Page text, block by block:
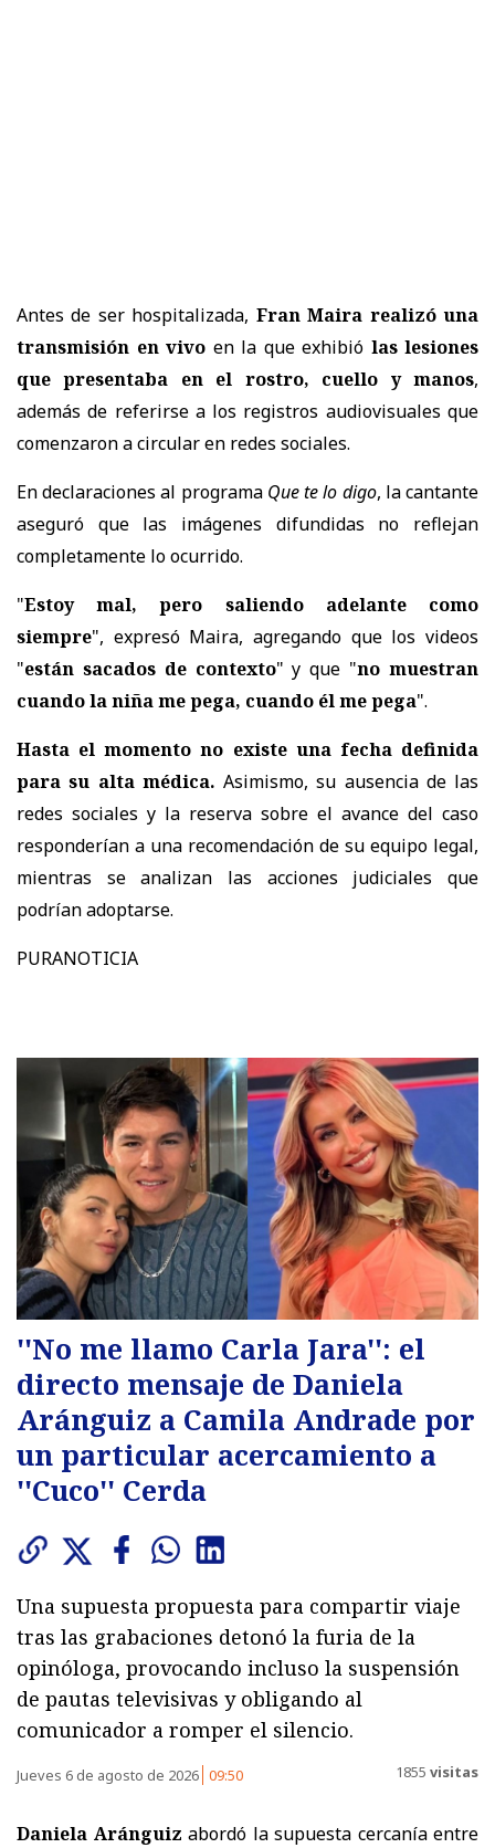
Antes de ser hospitalizada, Fran Maira realizó una
transmisión en vivo en la que exhibió las lesiones
que presentaba en el rostro, cuello y manos,
además de referirse a los registros audiovisuales que
comenzaron a circular en redes sociales.
En declaraciones al programa Que te lo digo, la cantante
aseguró que las imágenes difundidas no reflejan
completamente lo ocurrido.
"Estoy mal, pero saliendo adelante como
siempre", expresó Maira, agregando que los videos
"están sacados de contexto" y que "no muestran
cuando la niña me pega, cuando él me pega".
Hasta el momento no existe una fecha definida
para su alta médica. Asimismo,su ausencia de las
redes sociales y la reserva sobre el avance del caso
responderían a una recomendación de su equipo legal,
mientras se analizan las acciones judiciales que
podrían adoptarse.
PURANOTICIA
''No me llamo Carla Jara'': el
directo mensaje de Daniela
Aránguiz a Camila Andrade por
un particular acercamiento a
''Cuco'' Cerda
Una supuesta propuesta para compartir viaje
tras las grabaciones detonó la furia de la
opinóloga, provocando incluso la suspensión
de pautas televisivas y obligando al
comunicador a romper el silencio.
Jueves 6 de agosto de 2026 09:50 1855 visitas
Daniela Aránguiz abordó la supuesta cercanía entre